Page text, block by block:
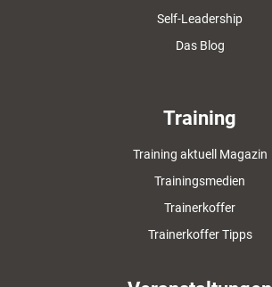
Self-Leadership
Das Blog
Training
Training aktuell Magazin
Trainingsmedien
Trainerkoffer
Trainerkoffer Tipps